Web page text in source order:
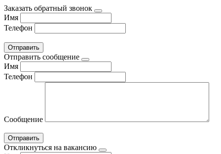
Заказать обратный звонок
Имя
Телефон
Отправить сообщение
Имя
Телефон
Сообщение
Откликнуться на вакансию